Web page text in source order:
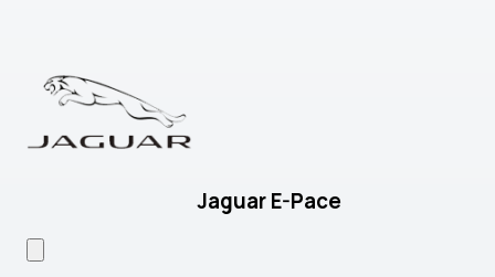
Jaguar E-Pace